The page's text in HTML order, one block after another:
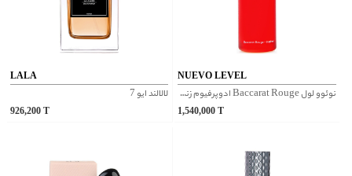
LALA
لالالند ایو 7
926,200
NUEVO LEVEL
نوئوو لول Baccarat Rouge ادوپرفیوم زنانه و مردانه
1,540,000